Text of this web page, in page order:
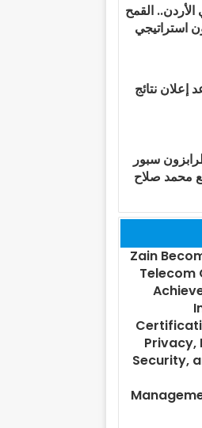
القمح
استراتيجي
نتائج
سبور
محمد صلاح
Zain
Telecom
Security,